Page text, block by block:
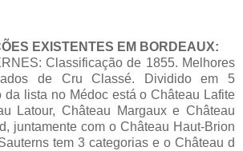
EXISTENTES EM BORDEAUX:
Classificação de 1855. Melhores
de Cru Classé. Dividido em 5
da lista no Médoc está o Château Lafite
Latour, Château Margaux e Château
juntamente com o Château Haut-Brion
tem 3 categorias e o Château d